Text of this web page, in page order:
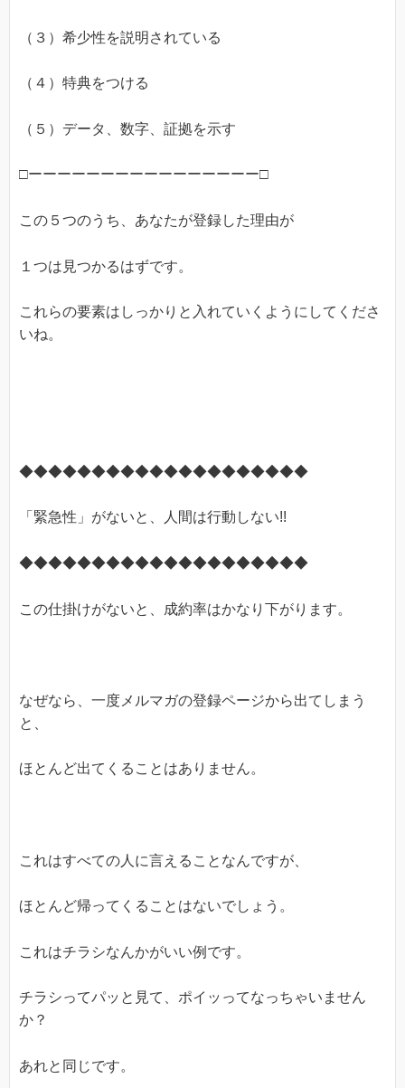
（３）希少性を説明されている
（４）特典をつける
（５）データ、数字、証拠を示す
□ーーーーーーーーーーーーーーーー□
この５つのうち、あなたが登録した理由が
１つは見つかるはずです。
これらの要素はしっかりと入れていくようにしてくださ
いね。
◆◆◆◆◆◆◆◆◆◆◆◆◆◆◆◆◆◆◆◆
「緊急性」がないと、人間は行動しない!!
◆◆◆◆◆◆◆◆◆◆◆◆◆◆◆◆◆◆◆◆
この仕掛けがないと、成約率はかなり下がります。
なぜなら、一度メルマガの登録ページから出てしまう
と、
ほとんど出てくることはありません。
これはすべての人に言えることなんですが、
ほとんど帰ってくることはないでしょう。
これはチラシなんかがいい例です。
チラシってパッと見て、ポイッってなっちゃいません
か？
あれと同じです。